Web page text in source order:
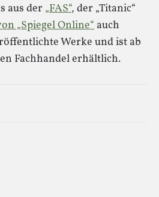
aus der „FAS“, der „Titanic“
„Spiegel Online“ auch
Werke und ist ab
Fachhandel erhältlich.